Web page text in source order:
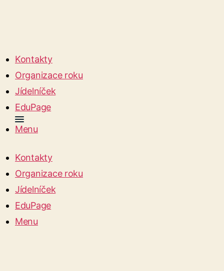
Kontakty
Organizace roku
Jídelníček
EduPage
Menu
Kontakty
Organizace roku
Jídelníček
EduPage
Menu